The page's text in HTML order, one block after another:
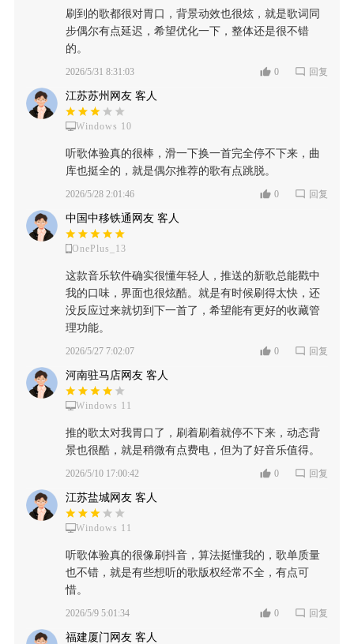
刷到的歌都很对胃口，背景动效也很炫，就是歌词同
步偶尔有点延迟，希望优化一下，整体还是很不错
的。
2026/5/31 8:31:03 0 回复
江苏苏州网友 客人
Windows 10
听歌体验真的很棒，滑一下换一首完全停不下来，曲
库也挺全的，就是偶尔推荐的歌有点跳脱。
2026/5/28 2:01:46 0 回复
中国中移铁通网友 客人
OnePlus_13
这款音乐软件确实很懂年轻人，推送的新歌总能戳中
我的口味，界面也很炫酷。就是有时候刷得太快，还
没反应过来就切到下一首了，希望能有更好的收藏管
理功能。
2026/5/27 7:02:07 0 回复
河南驻马店网友 客人
Windows 11
推的歌太对我胃口了，刷着刷着就停不下来，动态背
景也很酷，就是稍微有点费电，但为了好音乐值得。
2026/5/10 17:00:42 0 回复
江苏盐城网友 客人
Windows 11
听歌体验真的很像刷抖音，算法挺懂我的，歌单质量
也不错，就是有些想听的歌版权经常不全，有点可
惜。
2026/5/9 5:01:34 0 回复
福建厦门网友 客人